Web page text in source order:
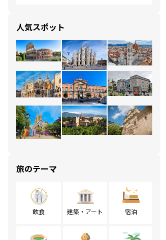
人気スポット
旅のテーマ
飲食 建築・アート 宿泊